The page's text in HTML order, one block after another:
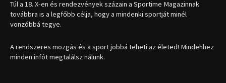
Túl a 18. X-en és rendezvények százain a Sportime Magazinnak
továbbra is a legfőbb célja, hogy a mindenki sportját minél
vonzóbbá tegye.
A rendszeres mozgás és a sport jobbá teheti az életed! Mindehhez
minden infót megtalálsz nálunk.